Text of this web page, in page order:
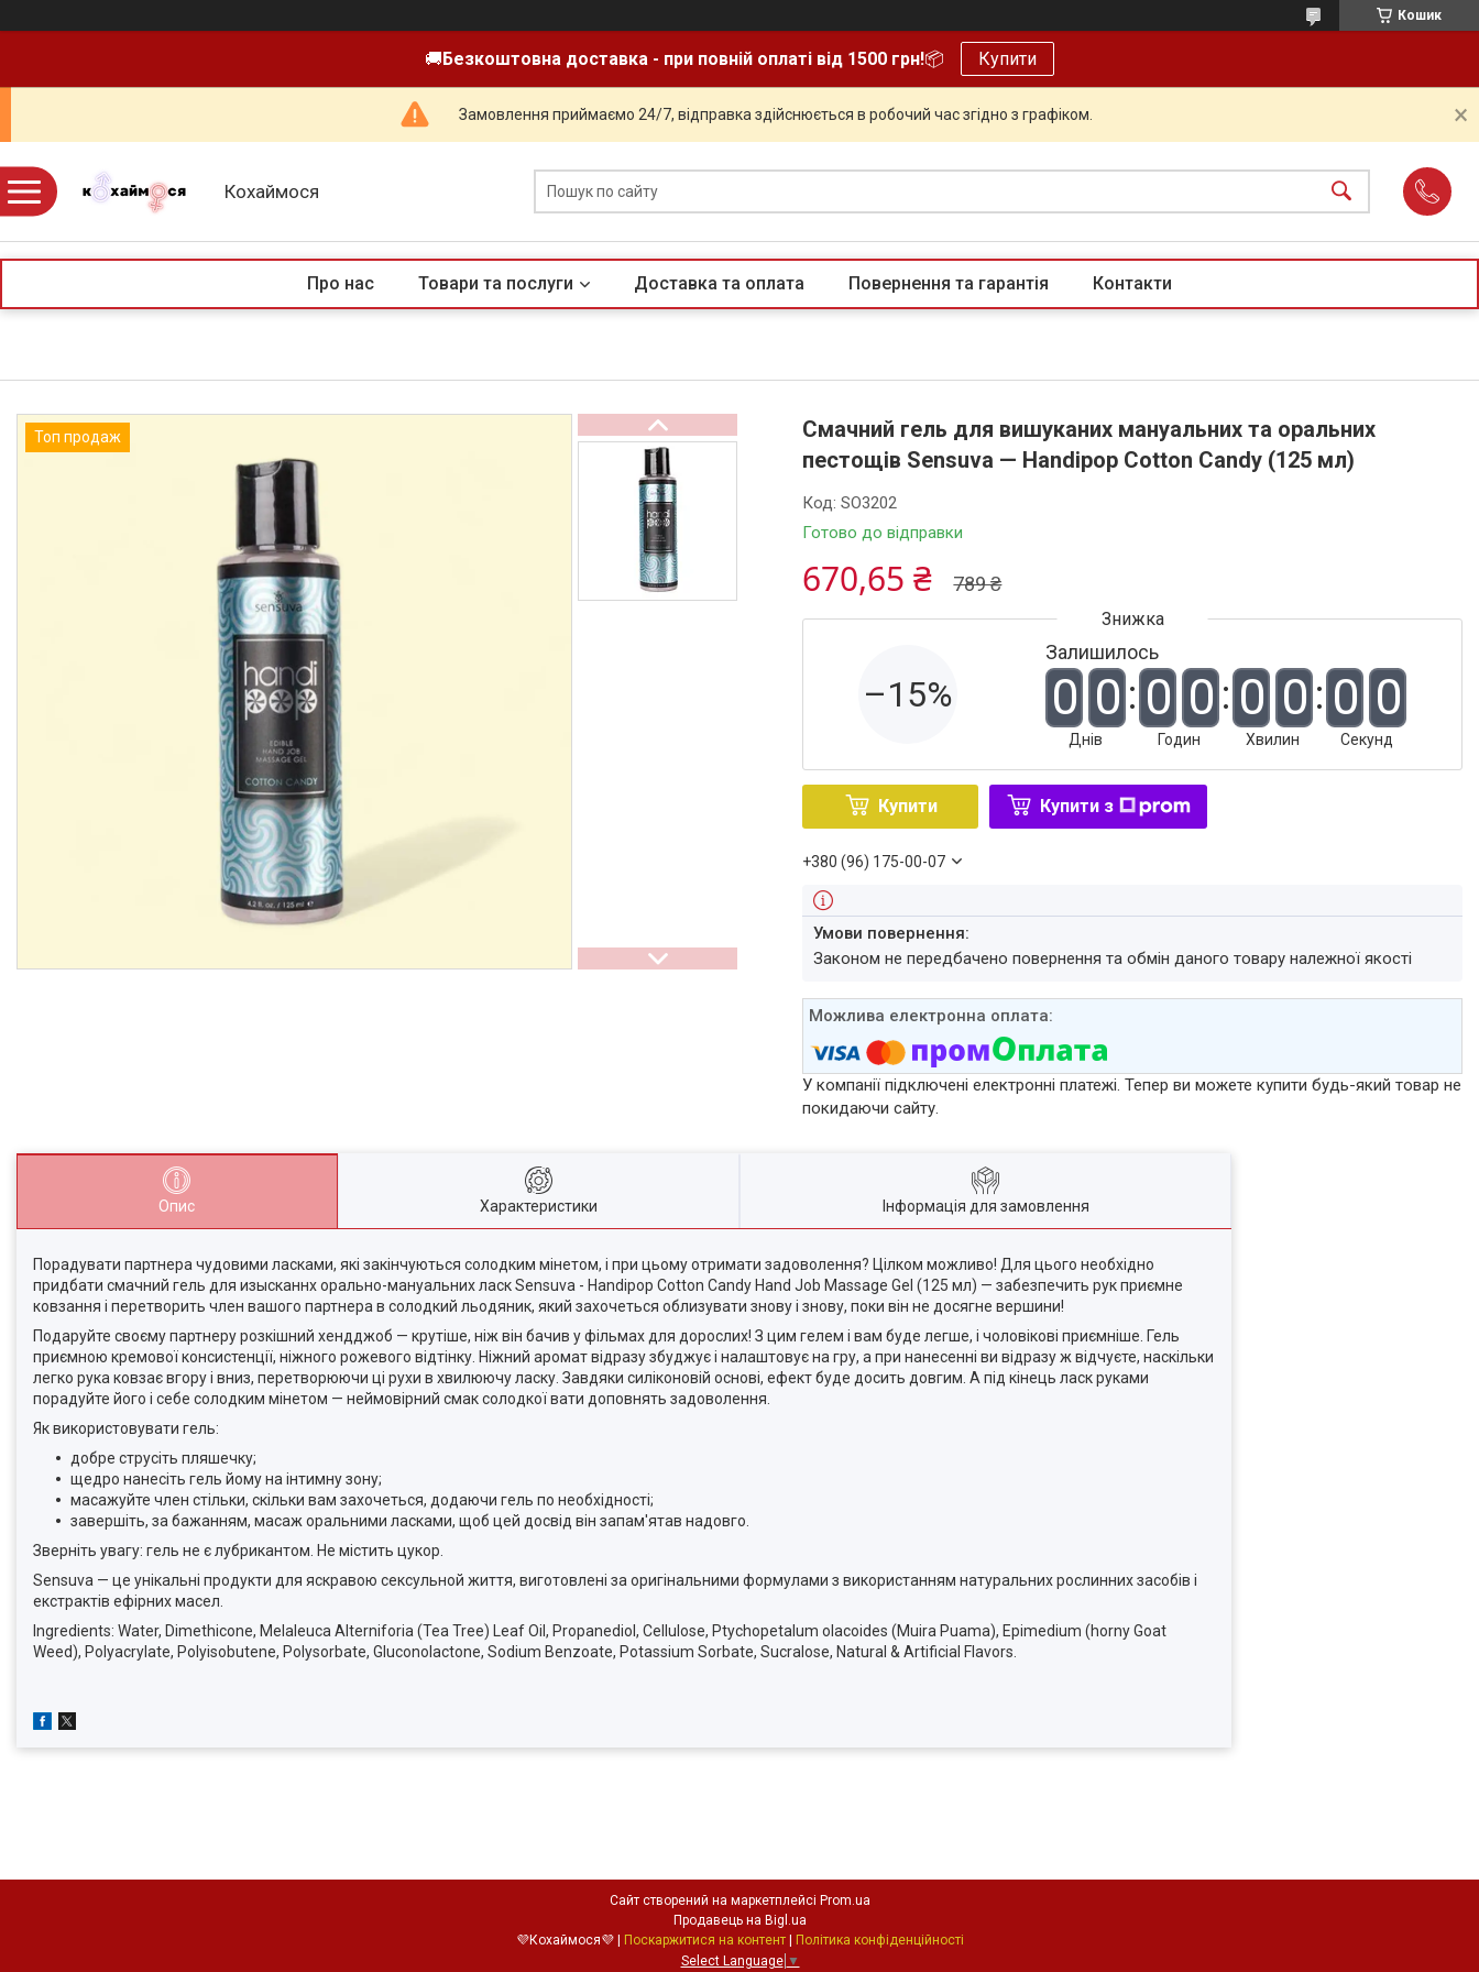
Кошик
🚚Безкоштовна доставка - при повній оплаті від 1500 грн!📦 Купити
Замовлення приймаємо 24/7, відправка здійснюється в робочий час згідно з графіком.
Кохаймося
Про нас Товари та послуги Доставка та оплата Повернення та гарантія Контакти
Топ продаж
Смачний гель для вишуканих мануальних та оральних
пестощів Sensuva — Handipop Cotton Candy (125 мл)
Готово до відправки
Код:SO3202
789 ₴
670,65 ₴
–15%
Залишилось
0 0
Днів
0 0
Годин
0 0
Хвилин
0 0
Секунд
Купити Купити з
+380 (96) 175-00-07
Законом не передбачено повернення та обмін даного товару належної якості
У компанії підключені електронні платежі. Тепер ви можете купити будь-який товар не
покидаючи сайту.
Опис Характеристики Інформація для замовлення
Порадувати партнера чудовими ласками, які закінчуються солодким мінетом, і при цьому отримати задоволення? Цілком можливо! Для цього необхідно
придбати смачний гель для изысканнх орально-мануальних ласк Sensuva - Handipop Cotton Candy Hand Job Massage Gel (125 мл) — забезпечить рук приємне
ковзання і перетворить член вашого партнера в солодкий льодяник, який захочеться облизувати знову і знову, поки він не досягне вершини!
Подаруйте своєму партнеру розкішний хендджоб — крутіше, ніж він бачив у фільмах для дорослих! З цим гелем і вам буде легше, і чоловікові приємніше. Гель
приємною кремової консистенції, ніжного рожевого відтінку. Ніжний аромат відразу збуджує і налаштовує на гру, а при нанесенні ви відразу ж відчуєте, наскільки
легко рука ковзає вгору і вниз, перетворюючи ці рухи в хвилюючу ласку. Завдяки силіконовій основі, ефект буде досить довгим. А під кінець ласк руками
порадуйте його і себе солодким мінетом — неймовірний смак солодкої вати доповнять задоволення.
Як використовувати гель:
добре струсіть пляшечку;
щедро нанесіть гель йому на інтимну зону;
масажуйте член стільки, скільки вам захочеться, додаючи гель по необхідності;
завершіть, за бажанням, масаж оральними ласками, щоб цей досвід він запам'ятав надовго.
Зверніть увагу: гель не є лубрикантом. Не містить цукор.
Sensuva — це унікальні продукти для яскравою сексульной життя, виготовлені за оригінальними формулами з використанням натуральних рослинних засобів і
екстрактів ефірних масел.
Ingredients: Water, Dimethicone, Melaleuca Alterniforia (Tea Tree) Leaf Oil, Propanediol, Cellulose, Ptychopetalum olacoides (Muira Puama), Epimedium (horny Goat
Weed), Polyacrylate, Polyisobutene, Polysorbate, Gluconolactone, Sodium Benzoate, Potassium Sorbate, Sucralose, Natural & Artificial Flavors.
Сайт створений на маркетплейсі Prom.ua
Продавець на Bigl.ua
Поскаржитися на контент
Політика конфіденційності
Select Language ▼